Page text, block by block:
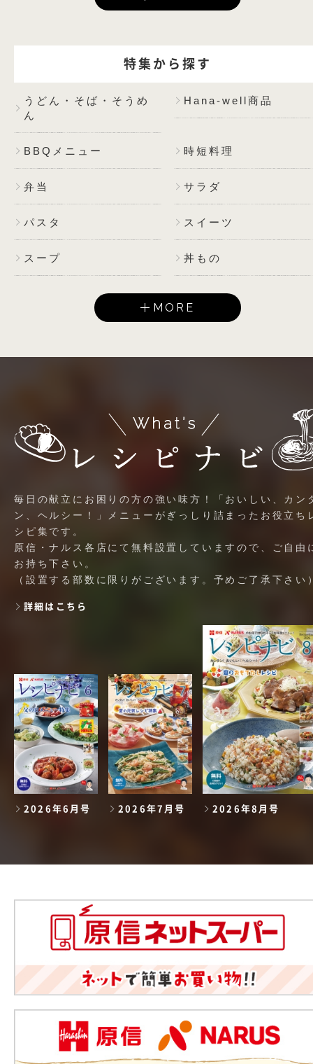
特集から探す
うどん・そば・そうめ
ん
Hana-well商品
BBQメニュー 時短料理
弁当 サラダ
パスタ スイーツ
スープ 丼もの
MORE
毎日の献立にお困りの方の強い味方！「おいしい、カン
ン、ヘルシー！」メニューがぎっしり詰まったお役立ち
シピ集です。
原信・ナルス各店にて無料設置していますので、ご自由
お持ち下さい。
（設置する部数に限りがございます。予めご了承下さい
詳細はこちら
2026年6月号 2026年7月号 2026年8月号